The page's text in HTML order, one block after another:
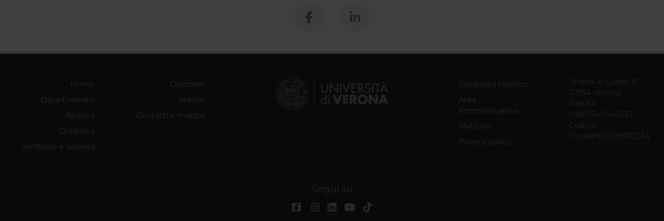
Home
Dipartimento
Ricerca
Didattica
Territorio e Società
Dottorati
Master
Contatti e mappa
Supporto tecnico
Area
Amministrativa
MyUnivr
Privacy policy
Strada le Grazie 15
37134 Verona
Partita
IVA01541040232
Codice
Fiscale93009870234
Segui su